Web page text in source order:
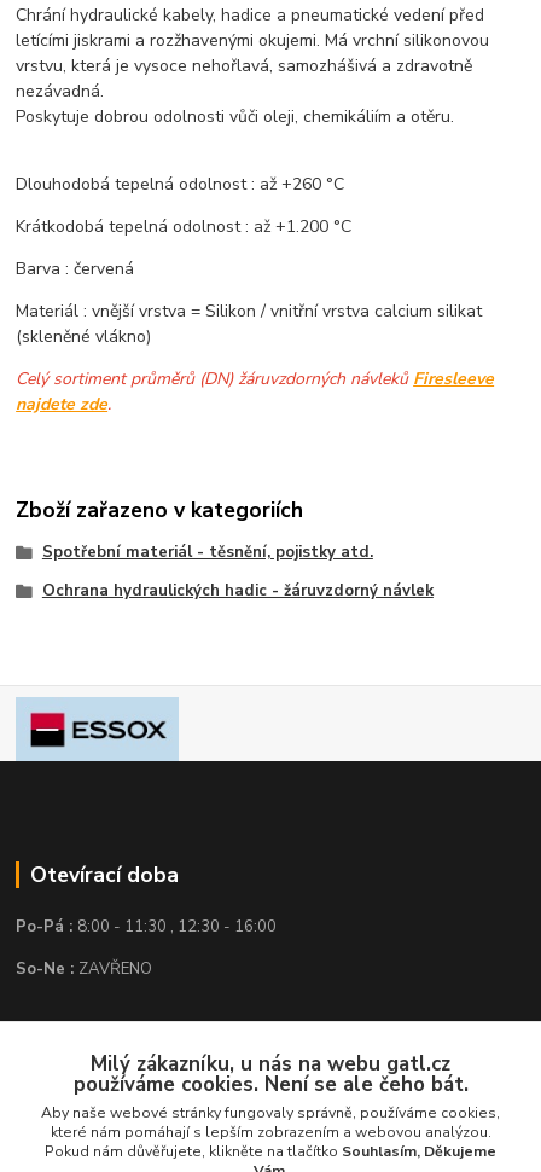
Chrání hydraulické kabely, hadice a pneumatické vedení před
letícími jiskrami a rozžhavenými okujemi. Má vrchní silikonovou
vrstvu, která je vysoce nehořlavá, samozhášivá a zdravotně
nezávadná.
Poskytuje dobrou odolnosti vůči oleji, chemikáliím a otěru.
Dlouhodobá tepelná odolnost : až +260 °C
Krátkodobá tepelná odolnost : až +1.200 °C
Barva : červená
Materiál : vnější vrstva = Silikon / vnitřní vrstva calcium silikat
(skleněné vlákno)
Celý sortiment průměrů (DN) žáruvzdorných návleků Firesleeve
najdete zde.
Zboží zařazeno v kategoriích
Spotřební materiál - těsnění, pojistky atd.
Ochrana hydraulických hadic - žáruvzdorný návlek
Otevírací doba
Po-Pá : 8:00 - 11:30 , 12:30 - 16:00
So-Ne : ZAVŘENO
Kontakt
GATL s.r.o.
obchod@gatl.cz,info@gatl.cz
Milý zákazníku, u nás na webu gatl.cz
používáme cookies. Není se ale čeho bát.
Aby naše webové stránky fungovaly správně, používáme cookies,
které nám pomáhají s lepším zobrazením a webovou analýzou.
Pokud nám důvěřujete, klikněte na tlačítko Souhlasím, Děkujeme